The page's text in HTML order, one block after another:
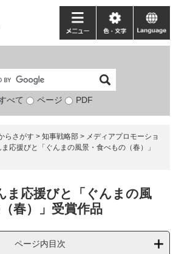
検
象
べて ページ PDF
メ
ニ
ー
色・
文
language
らさがす > 知事戦略部 > メディアプロモーショ
応援びと「ぐんまの風景・食べもの（春）」
ま応援びと「ぐんまの風
春）」受賞作品
ページ内目次